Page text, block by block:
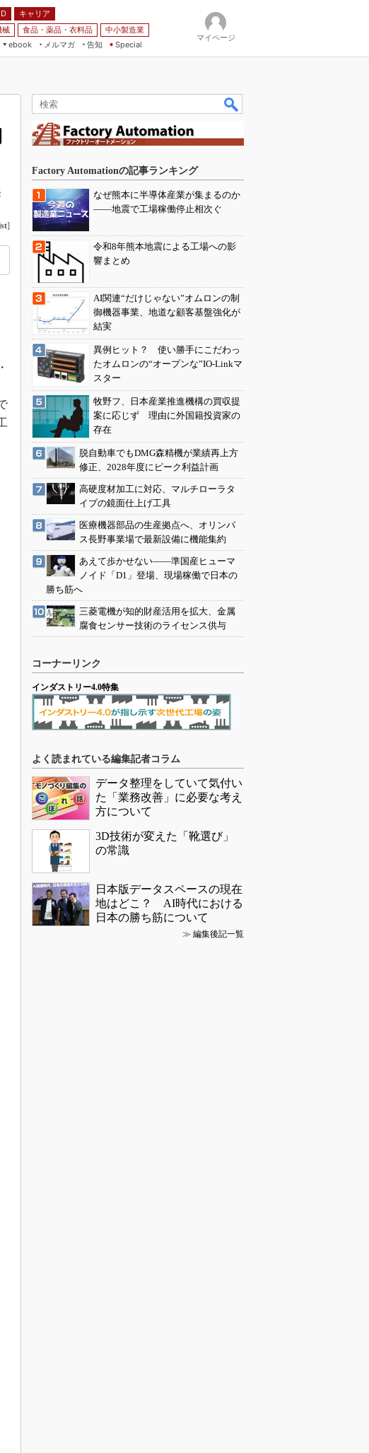
キャリア
械 食品・薬品・衣料品
中小製造業
ebook
メルマガ
告知 Special
マイページ
]
Factory Automationの記事ランキング
なぜ熊本に半導体産業が集まるのか
――地震で工場稼働停止相次ぐ
令和8年熊本地震による工場への影
響まとめ
AI関連“だけじゃない”オムロンの制
御機器事業、地道な顧客基盤強化が
結実
異例ヒット？ 使い勝手にこだわっ
たオムロンの“オープンな”IO-Linkマ
スター
牧野フ、日本産業推進機構の買収提
案に応じず 理由に外国籍投資家の
存在
脱自動車でもDMG森精機が業績再上方
修正、2028年度にピーク利益計画
高硬度材加工に対応、マルチローラタ
イプの鏡面仕上げ工具
医療機器部品の生産拠点へ、オリンパ
ス長野事業場で最新設備に機能集約
あえて歩かせない――準国産ヒューマ
ノイド「D1」登場、現場稼働で日本の
勝ち筋へ
三菱電機が知的財産活用を拡大、金属
腐食センサー技術のライセンス供与
コーナーリンク
インダストリー4.0特集
よく読まれている編集記者コラム
データ整理をしていて気付い
た「業務改善」に必要な考え
方について
3D技術が変えた「靴選び」
の常識
日本版データスペースの現在
地はどこ？ AI時代における
日本の勝ち筋について
≫ 編集後記一覧